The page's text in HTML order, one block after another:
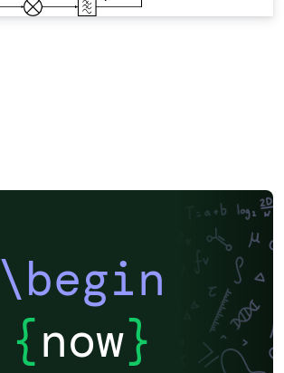
\begin
{now}